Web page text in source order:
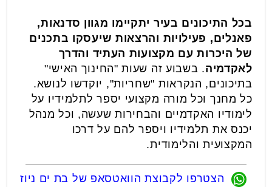
בכל התיכונים בעיר יתקיימו מגוון סדנאות,
פאנלים, פעילויות והרצאות שיעסקו בתכנים
של היכרות עם מקצועות העתיד והדרך
לאקדמיה. בשבוע זה שעות "החינוך האישי"
בתיכונים, הנקראות "שחריות", יוקדשו לנושא.
כל מחנך וכל מורה מקצועי יספר לתלמידיו על
לימודיו האקדמיים והבחירות שעשה, וכל מנהל
יכנס את תלמידיו ויספר להם על דרכו
המקצועית והלימודית.
הצטרפו לקבוצת הוואטסאפ של בת ים ניוז